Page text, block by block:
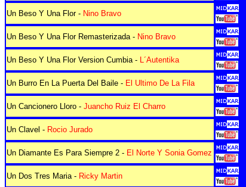
Un Beso Y Una Flor - Nino Bravo
Un Beso Y Una Flor Remasterizada - Nino Bravo
Un Beso Y Una Flor Version Cumbia - L´Autentika
Un Burro En La Puerta Del Baile - El Ultimo De La Fila
Un Cancionero Lloro - Juancho Ruiz El Charro
Un Clavel - Rocio Jurado
Un Diamante Es Para Siempre 2 - El Norte Y Sonia Gomez
Un Dos Tres Maria - Ricky Martin